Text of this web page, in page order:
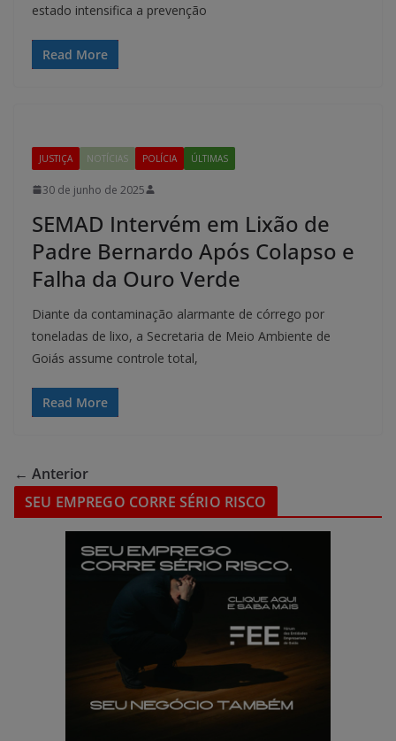
estado intensifica a prevenção
Read More
JUSTIÇA NOTÍCIAS POLÍCIA ÚLTIMAS
30 de junho de 2025
SEMAD Intervém em Lixão de
Padre Bernardo Após Colapso e
Falha da Ouro Verde
Diante da contaminação alarmante de córrego por
toneladas de lixo, a Secretaria de Meio Ambiente de
Goiás assume controle total,
Read More
← Anterior
SEU EMPREGO CORRE SÉRIO RISCO